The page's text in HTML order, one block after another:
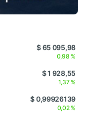
$ 65 095,98
0,98 %
$ 1 928,55
1,37 %
$ 0,99926139
0,02 %